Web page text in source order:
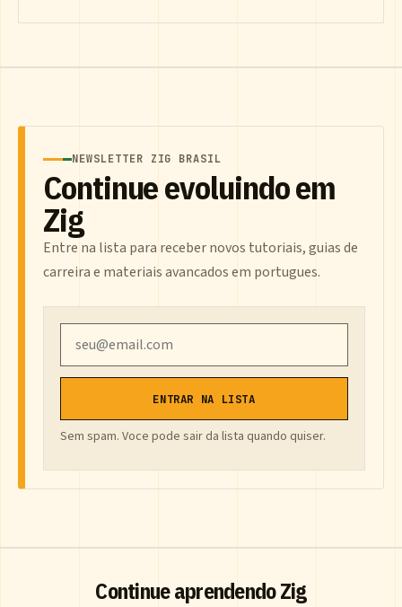
NEWSLETTER ZIG BRASIL
Continue evoluindo em
Zig
Entre na lista para receber novos tutoriais, guias de
carreira e materiais avancados em portugues.
ENTRAR NA LISTA
Sem spam. Voce pode sair da lista quando quiser.
Continue aprendendo Zig